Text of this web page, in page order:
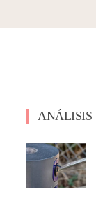
ANÁLISIS